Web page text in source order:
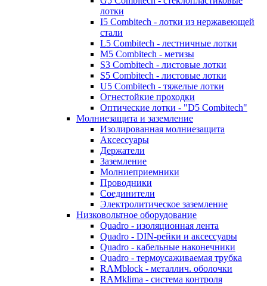
лотки
I5 Combitech - лотки из нержавеющей
стали
L5 Combitech - лестничные лотки
M5 Combitech - метизы
S3 Combitech - листовые лотки
S5 Combitech - листовые лотки
U5 Combitech - тяжелые лотки
Огнестойкие проходки
Оптические лотки - "D5 Combitech"
Молниезащита и заземление
Изолированная молниезащита
Аксессуары
Держатели
Заземление
Молниеприемники
Проводники
Соединители
Электролитическое заземление
Низковольтное оборудование
Quadro - изоляционная лента
Quadro - DIN-рейки и аксессуары
Quadro - кабельные наконечники
Quadro - термоусаживаемая трубка
RAMblock - металлич. оболочки
RAMklima - система контроля